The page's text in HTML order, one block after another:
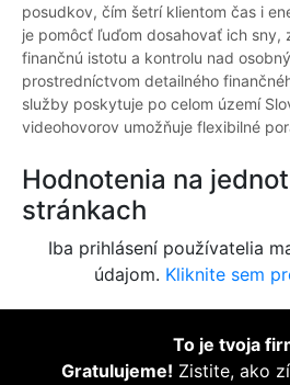
posudkov, čím šetrí klientom čas i
je pomôcť ľuďom dosahovať ich sny,
finančnú istotu a kontrolu nad
prostredníctvom detailného
služby poskytuje po celom území
videohovorov umožňuje flexibilné
Hodnotenia na
stránkach
Iba prihlásení používatelia
údajom. Kliknite sem
To je tvoja
Gratulujeme! Zistite, ako